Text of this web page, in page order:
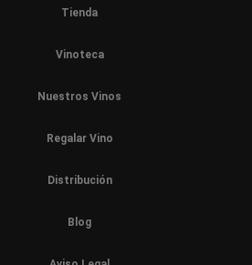
Tienda
Vinoteca
Nuestros Vinos
Regalar Vino
Distribución
Blog